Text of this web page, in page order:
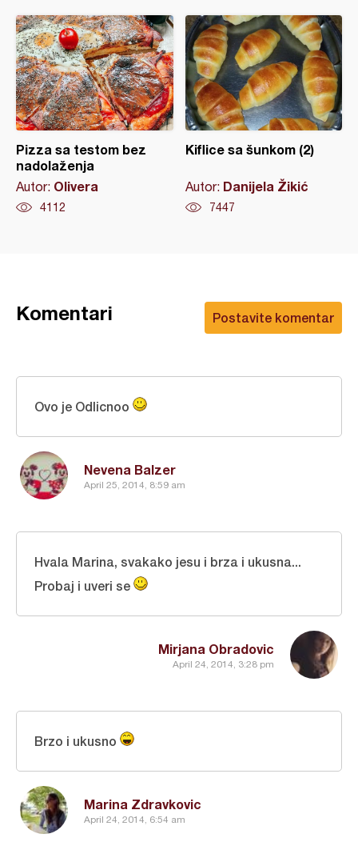
Pizza sa testom bez
nadolaženja
Autor: Olivera
4112
Kiflice sa šunkom (2)
Autor: Danijela Žikić
7447
Postavite komentar
Komentari
Nevena Balzer
April 25, 2014, 8:59 am
Ovo je Odlicnoo
Mirjana Obradovic
April 24, 2014, 3:28 pm
Hvala Marina, svakako jesu i brza i ukusna...
Probaj i uveri se
Marina Zdravkovic
April 24, 2014, 6:54 am
Brzo i ukusno